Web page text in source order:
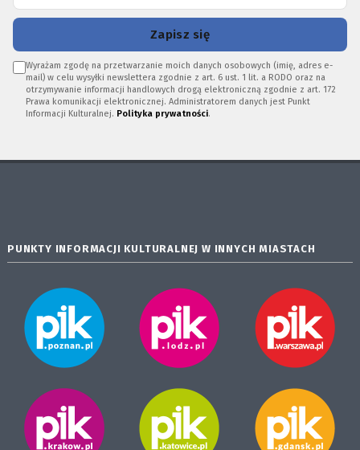
Zapisz się
Wyrażam zgodę na przetwarzanie moich danych osobowych (imię, adres e-
mail) w celu wysyłki newslettera zgodnie z art. 6 ust. 1 lit. a RODO oraz na
otrzymywanie informacji handlowych drogą elektroniczną zgodnie z art. 172
Prawa komunikacji elektronicznej. Administratorem danych jest Punkt
Informacji Kulturalnej. Polityka prywatności.
PUNKTY INFORMACJI KULTURALNEJ W INNYCH MIASTACH